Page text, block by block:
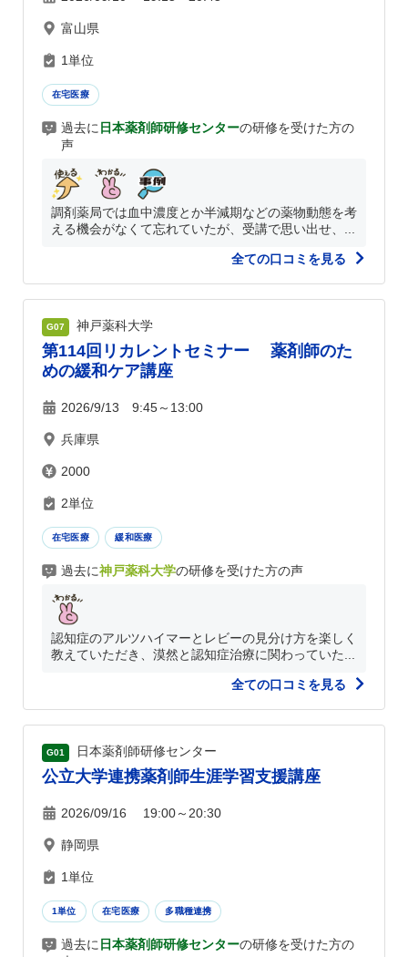
富山県
1単位
在宅医療
過去に 日本薬剤師研修センターの研修を受けた方の
声
調剤薬局では血中濃度とか半減期などの薬物動態を考
える機会がなくて忘れていたが、受講で思い出せ、...
全ての口コミを見る
G07 神戸薬科大学
第114回リカレントセミナー 薬剤師のた
めの緩和ケア講座
2026/9/13 9:45～13:00
兵庫県
2000
2単位
在宅医療 緩和医療
過去に神戸薬科大学の研修を受けた方の声
認知症のアルツハイマーとレビーの見分け方を楽しく
教えていただき、漠然と認知症治療に関わっていた...
全ての口コミを見る
G01 日本薬剤師研修センター
公立大学連携薬剤師生涯学習支援講座
2026/09/16 19:00～20:30
静岡県
1単位
1単位 在宅医療 多職種連携
過去に 日本薬剤師研修センターの研修を受けた方の